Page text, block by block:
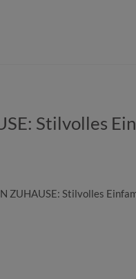
Stilvolles